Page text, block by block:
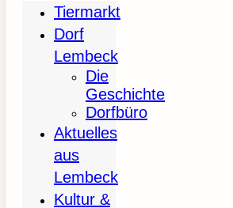
Tiermarkt
Dorf
Lembeck
Die
Geschichte
Dorfbüro
Aktuelles
aus
Lembeck
Kultur &